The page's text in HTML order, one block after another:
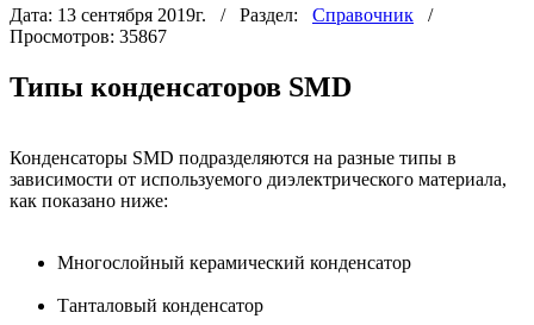
Дата: 13 сентября 2019г. / Раздел: Справочник /
Просмотров: 35867
Типы конденсаторов SMD
Конденсаторы SMD подразделяются на разные типы в
зависимости от используемого диэлектрического материала,
как показано ниже:
Многослойный керамический конденсатор
Танталовый конденсатор